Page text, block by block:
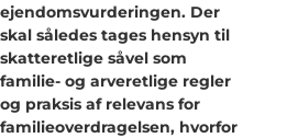
ejendomsvurderingen. Der
skal således tages hensyn til
skatteretlige såvel som
familie- og arveretlige regler
og praksis af relevans for
familieoverdragelsen, hvorfor